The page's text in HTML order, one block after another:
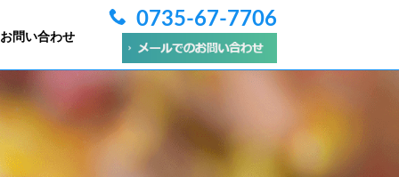
お問い合わせ
0735-67-7706